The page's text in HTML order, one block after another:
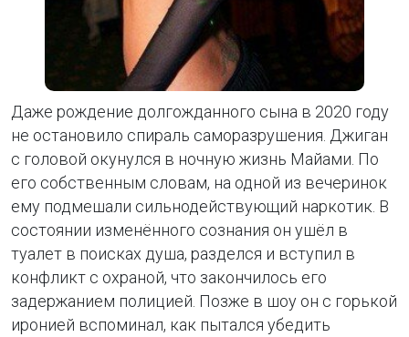
Даже рождение долгожданного сына в 2020 году
не остановило спираль саморазрушения. Джиган
с головой окунулся в ночную жизнь Майами. По
его собственным словам, на одной из вечеринок
ему подмешали сильнодействующий наркотик. В
состоянии изменённого сознания он ушёл в
туалет в поисках душа, разделся и вступил в
конфликт с охраной, что закончилось его
задержанием полицией. Позже в шоу он с горькой
иронией вспоминал, как пытался убедить